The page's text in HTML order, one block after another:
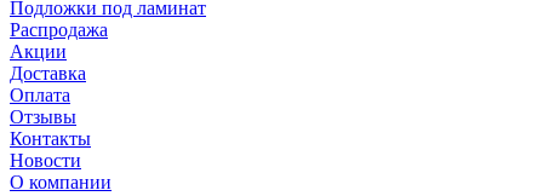
Подложки под ламинат
Распродажа
Акции
Доставка
Оплата
Отзывы
Контакты
Новости
О компании